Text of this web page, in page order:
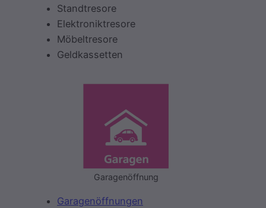
Standtresore
Elektroniktresore
Möbeltresore
Geldkassetten
Garagenöffnung
Garagenöffnungen